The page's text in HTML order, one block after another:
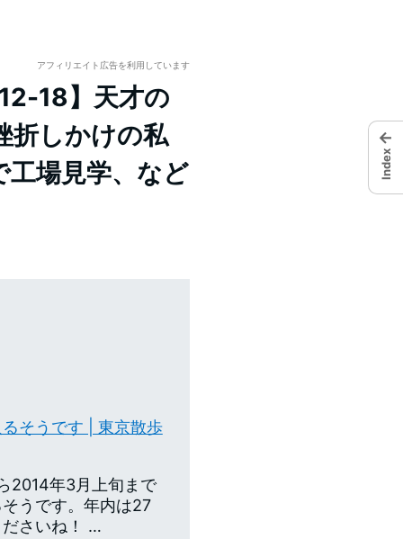
アフィリエイト広告を利用しています
18】天才の
折しかけの私
工場見学、など
そうです | 東京散歩
2014年3月上旬まで
うです。年内は27
ださいね！ …
←
Index